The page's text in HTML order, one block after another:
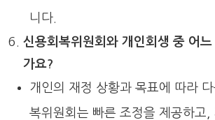
니다.
신용회복위원회와 개인회생 중 어
가요?
개인의 재정 상황과 목표에 따라
복위원회는 빠른 조정을 제공하고,